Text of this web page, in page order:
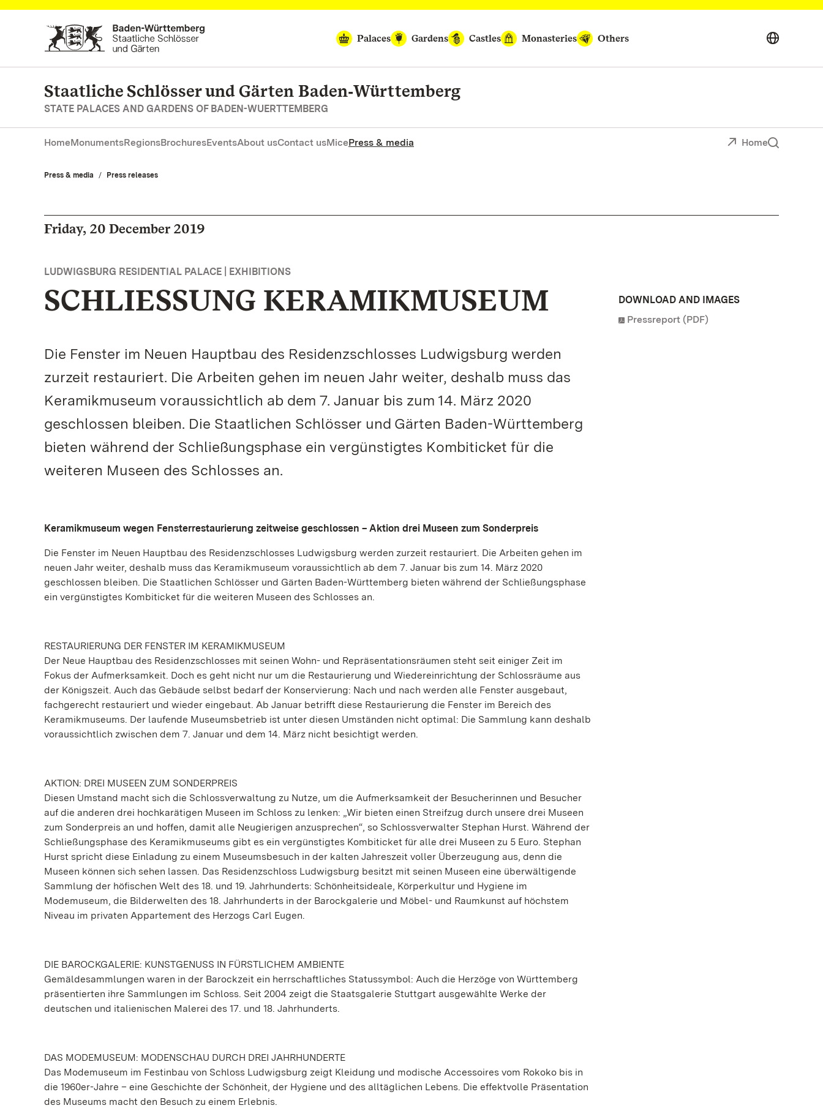
Navigate to main page
Palaces
Gardens Castles Monasteries Others
Staatliche Schlösser und Gärten Baden‑Württemberg
STATE PALACES AND GARDENS OF BADEN-WUERTTEMBERG
HomeMonumentsRegionsBrochuresEventsAbout usContact usMicePress & media Home
Press & media Press releases
Friday, 20 December 2019
LUDWIGSBURG RESIDENTIAL PALACE | EXHIBITIONS
SCHLIESSUNG KERAMIKMUSEUM
Die Fenster im Neuen Hauptbau des Residenzschlosses Ludwigsburg werden
zurzeit restauriert. Die Arbeiten gehen im neuen Jahr weiter, deshalb muss das
Keramikmuseum voraussichtlich ab dem 7. Januar bis zum 14. März 2020
geschlossen bleiben. Die Staatlichen Schlösser und Gärten Baden-Württemberg
bieten während der Schließungsphase ein vergünstigtes Kombiticket für die
weiteren Museen des Schlosses an.
Keramikmuseum wegen Fensterrestaurierung zeitweise geschlossen – Aktion drei Museen zum Sonderpreis
Die Fenster im Neuen Hauptbau des Residenzschlosses Ludwigsburg werden zurzeit restauriert. Die Arbeiten gehen im
neuen Jahr weiter, deshalb muss das Keramikmuseum voraussichtlich ab dem 7. Januar bis zum 14. März 2020
geschlossen bleiben. Die Staatlichen Schlösser und Gärten Baden-Württemberg bieten während der Schließungsphase
ein vergünstigtes Kombiticket für die weiteren Museen des Schlosses an.
RESTAURIERUNG DER FENSTER IM KERAMIKMUSEUM
Der Neue Hauptbau des Residenzschlosses mit seinen Wohn- und Repräsentationsräumen steht seit einiger Zeit im
Fokus der Aufmerksamkeit. Doch es geht nicht nur um die Restaurierung und Wiedereinrichtung der Schlossräume aus
der Königszeit. Auch das Gebäude selbst bedarf der Konservierung: Nach und nach werden alle Fenster ausgebaut,
fachgerecht restauriert und wieder eingebaut. Ab Januar betrifft diese Restaurierung die Fenster im Bereich des
Keramikmuseums. Der laufende Museumsbetrieb ist unter diesen Umständen nicht optimal: Die Sammlung kann deshalb
voraussichtlich zwischen dem 7. Januar und dem 14. März nicht besichtigt werden.
AKTION: DREI MUSEEN ZUM SONDERPREIS
Diesen Umstand macht sich die Schlossverwaltung zu Nutze, um die Aufmerksamkeit der Besucherinnen und Besucher
auf die anderen drei hochkarätigen Museen im Schloss zu lenken: „Wir bieten einen Streifzug durch unsere drei Museen
zum Sonderpreis an und hoffen, damit alle Neugierigen anzusprechen“, so Schlossverwalter Stephan Hurst. Während der
Schließungsphase des Keramikmuseums gibt es ein vergünstigtes Kombiticket für alle drei Museen zu 5 Euro. Stephan
Hurst spricht diese Einladung zu einem Museumsbesuch in der kalten Jahreszeit voller Überzeugung aus, denn die
Museen können sich sehen lassen. Das Residenzschloss Ludwigsburg besitzt mit seinen Museen eine überwältigende
Sammlung der höfischen Welt des 18. und 19. Jahrhunderts: Schönheitsideale, Körperkultur und Hygiene im
Modemuseum, die Bilderwelten des 18. Jahrhunderts in der Barockgalerie und Möbel- und Raumkunst auf höchstem
Niveau im privaten Appartement des Herzogs Carl Eugen.
DIE BAROCKGALERIE: KUNSTGENUSS IN FÜRSTLICHEM AMBIENTE
Gemäldesammlungen waren in der Barockzeit ein herrschaftliches Statussymbol: Auch die Herzöge von Württemberg
präsentierten ihre Sammlungen im Schloss. Seit 2004 zeigt die Staatsgalerie Stuttgart ausgewählte Werke der
deutschen und italienischen Malerei des 17. und 18. Jahrhunderts.
DAS MODEMUSEUM: MODENSCHAU DURCH DREI JAHRHUNDERTE
Das Modemuseum im Festinbau von Schloss Ludwigsburg zeigt Kleidung und modische Accessoires vom Rokoko bis in
die 1960er-Jahre – eine Geschichte der Schönheit, der Hygiene und des alltäglichen Lebens. Die effektvolle Präsentation
des Museums macht den Besuch zu einem Erlebnis.
DOWNLOAD AND IMAGES
Pressreport (PDF)